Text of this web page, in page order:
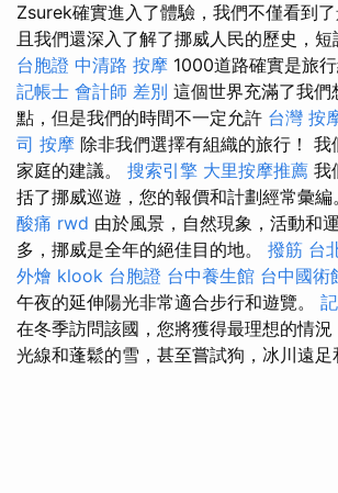
Zsurek確實進入了體驗，我們不僅看到
且我們還深入了解了挪威人民的歷史，短
台胞證 中清路 按摩 1000道路確實是旅行
記帳士 會計師 差別 這個世界充滿了我們
點，但是我們的時間不一定允許 台灣 按
司 按摩 除非我們選擇有組織的旅行！
家庭的建議。 搜索引擎 大里按摩推薦 我
括了挪威巡遊，您的報價和計劃經常彙編
酸痛 rwd 由於風景，自然現象，活動和
多，挪威是全年的絕佳目的地。 撥筋 台
外燴 klook 台胞證 台中養生館 台中國術
午夜的延伸陽光非常適合步行和遊覽。
在冬季訪問該國，您將獲得最理想的情
光線和蓬鬆的雪，甚至嘗試狗，冰川遠足